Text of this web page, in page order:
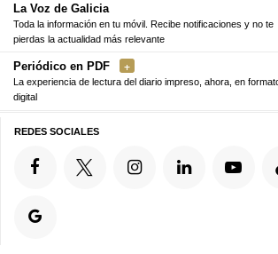
La Voz de Galicia
Toda la información en tu móvil. Recibe notificaciones y no te
pierdas la actualidad más relevante
Periódico en PDF
La experiencia de lectura del diario impreso, ahora, en
digital
REDES SOCIALES